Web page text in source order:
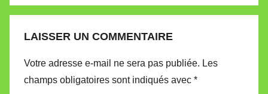
LAISSER UN COMMENTAIRE
Votre adresse e-mail ne sera pas publiée. Les
champs obligatoires sont indiqués avec *